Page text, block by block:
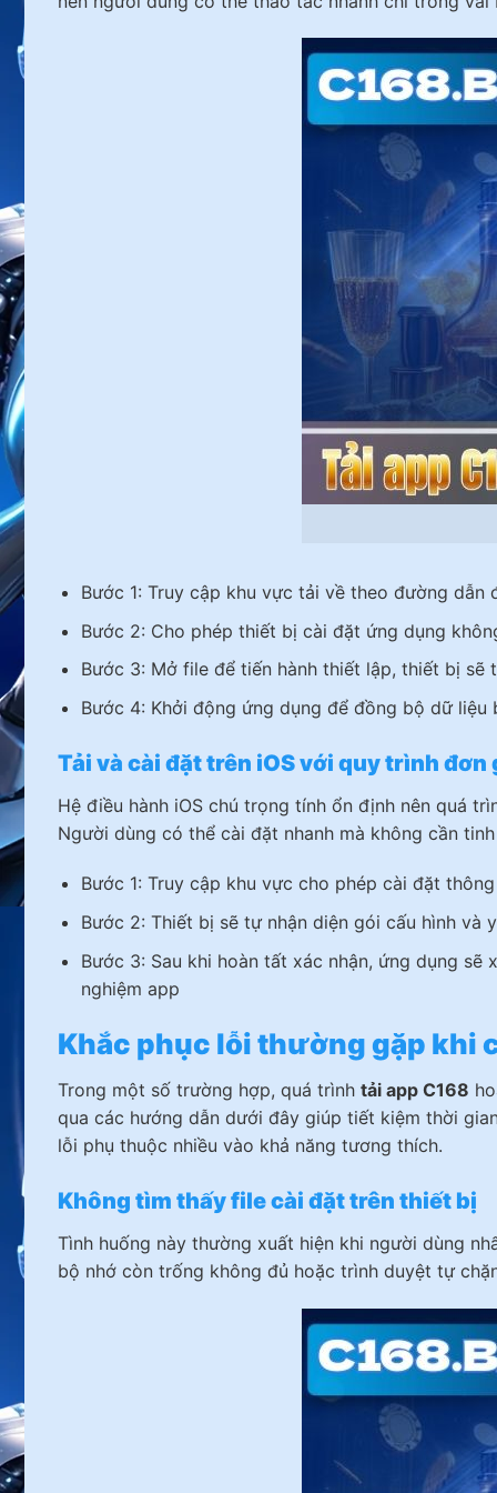
Bước 1: Truy cập khu vực tải về theo đường
Bước 2: Cho phép thiết bị cài đặt ứng dụng
Bước 3: Mở file để tiến hành thiết lập, thiết bị
Bước 4: Khởi động ứng dụng để đồng bộ dữ
Tải và cài đặt trên iOS với quy trình đơn
Hệ điều hành iOS chú trọng tính ổn định nên quá
Người dùng có thể cài đặt nhanh mà không cần
Bước 1: Truy cập khu vực cho phép cài đặt
Bước 2: Thiết bị sẽ tự nhận diện gói cấu hình
Bước 3: Sau khi hoàn tất xác nhận, ứng dụng
nghiệm app
Khắc phục lỗi thường gặp khi
Trong một số trường hợp, quá trình tải app C168
qua các hướng dẫn dưới đây giúp tiết kiệm thời
lỗi phụ thuộc nhiều vào khả năng tương thích.
Không tìm thấy file cài đặt trên thiết bị
Tình huống này thường xuất hiện khi người dùng
bộ nhớ còn trống không đủ hoặc trình duyệt tự